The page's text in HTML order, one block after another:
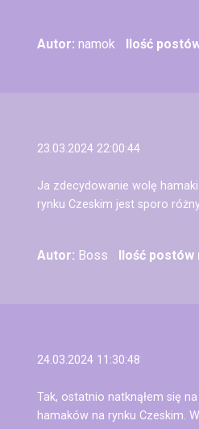
Autor: namok Ilość
23.03.2024 22:00:44
Ja zdecydowanie wolę
rynku Czeskim jest sporo
Autor: Boss Ilość postów
24.03.2024 11:30:48
Tak, ostatnio natknąłem się
hamaków na rynku Czeskim.